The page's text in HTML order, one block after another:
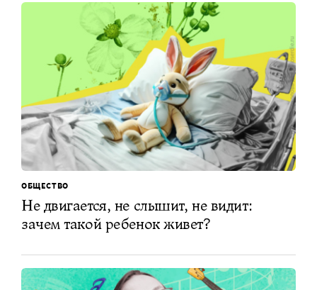
ОБЩЕСТВО
Не двигается, не слышит, не видит:
зачем такой ребенок живет?